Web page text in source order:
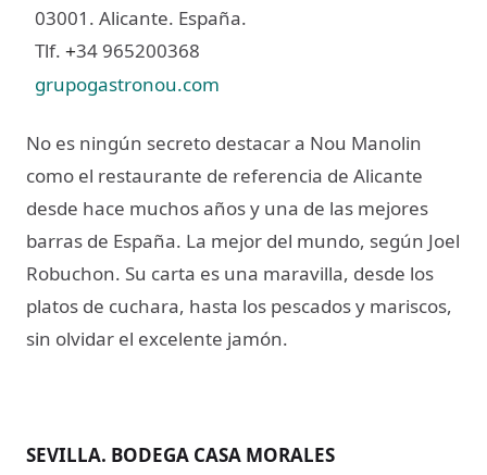
03001. Alicante. España.
Tlf. +34 965200368
grupogastronou.com
No es ningún secreto destacar a Nou Manolin
como el restaurante de referencia de Alicante
desde hace muchos años y una de las mejores
barras de España. La mejor del mundo, según Joel
Robuchon. Su carta es una maravilla, desde los
platos de cuchara, hasta los pescados y mariscos,
sin olvidar el excelente jamón.
SEVILLA. BODEGA CASA MORALES